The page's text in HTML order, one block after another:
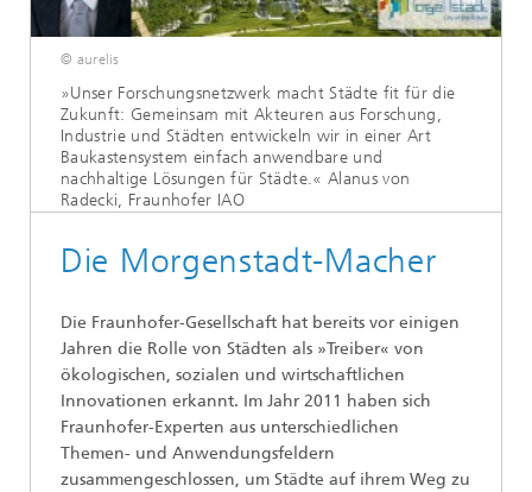
© aurelis
»Unser Forschungsnetzwerk macht Städte fit für die
Zukunft: Gemeinsam mit Akteuren aus Forschung,
Industrie und Städten entwickeln wir in einer Art
Baukastensystem einfach anwendbare und
nachhaltige Lösungen für Städte.« Alanus von
Radecki, Fraunhofer IAO
Die Morgenstadt-Macher
Die Fraunhofer-Gesellschaft hat bereits vor einigen
Jahren die Rolle von Städten als »Treiber« von
ökologischen, sozialen und wirtschaftlichen
Innovationen erkannt. Im Jahr 2011 haben sich
Fraunhofer-Experten aus unterschiedlichen
Themen- und Anwendungsfeldern
zusammengeschlossen, um Städte auf ihrem Weg zu